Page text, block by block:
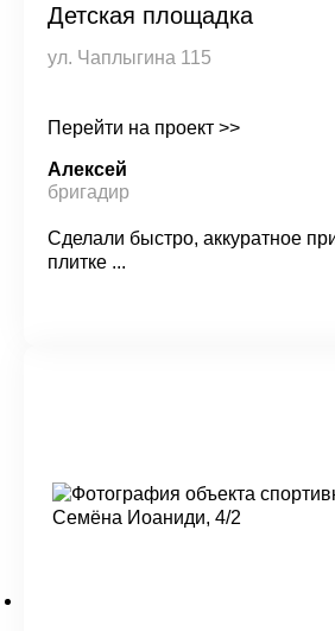
Детская площадка
ул. Чаплыгина 115
Перейти на проект >>
Алексей
бригадир
Сделали быстро, аккуратное
плитке ...